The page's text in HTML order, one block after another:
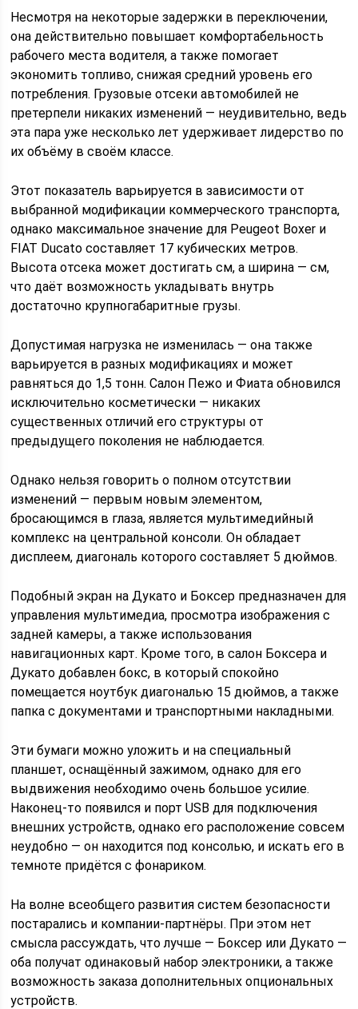
Несмотря на некоторые задержки в переключении,
она действительно повышает комфортабельность
рабочего места водителя, а также помогает
экономить топливо, снижая средний уровень его
потребления. Грузовые отсеки автомобилей не
претерпели никаких изменений — неудивительно, ведь
эта пара уже несколько лет удерживает лидерство по
их объёму в своём классе.
Этот показатель варьируется в зависимости от
выбранной модификации коммерческого транспорта,
однако максимальное значение для Peugeot Boxer и
FIAT Ducato составляет 17 кубических метров.
Высота отсека может достигать см, а ширина — см,
что даёт возможность укладывать внутрь
достаточно крупногабаритные грузы.
Допустимая нагрузка не изменилась — она также
варьируется в разных модификациях и может
равняться до 1,5 тонн. Салон Пежо и Фиата обновился
исключительно косметически — никаких
существенных отличий его структуры от
предыдущего поколения не наблюдается.
Однако нельзя говорить о полном отсутствии
изменений — первым новым элементом,
бросающимся в глаза, является мультимедийный
комплекс на центральной консоли. Он обладает
дисплеем, диагональ которого составляет 5 дюймов.
Подобный экран на Дукато и Боксер предназначен для
управления мультимедиа, просмотра изображения с
задней камеры, а также использования
навигационных карт. Кроме того, в салон Боксера и
Дукато добавлен бокс, в который спокойно
помещается ноутбук диагональю 15 дюймов, а также
папка с документами и транспортными накладными.
Эти бумаги можно уложить и на специальный
планшет, оснащённый зажимом, однако для его
выдвижения необходимо очень большое усилие.
Наконец-то появился и порт USB для подключения
внешних устройств, однако его расположение совсем
неудобно — он находится под консолью, и искать его в
темноте придётся с фонариком.
На волне всеобщего развития систем безопасности
постарались и компании-партнёры. При этом нет
смысла рассуждать, что лучше — Боксер или Дукато —
оба получат одинаковый набор электроники, а также
возможность заказа дополнительных опциональных
устройств.